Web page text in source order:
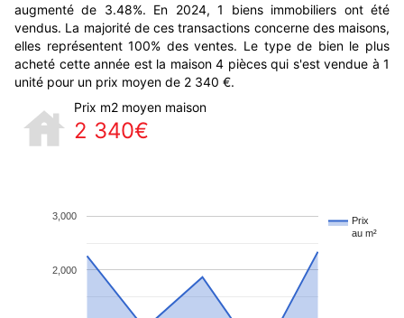
augmenté de 3.48%. En 2024, 1 biens immobiliers ont été
vendus. La majorité de ces transactions concerne des maisons,
elles représentent 100% des ventes. Le type de bien le plus
acheté cette année est la maison 4 pièces qui s'est vendue à 1
unité pour un prix moyen de 2 340 €.
Prix m2 moyen maison
2 340€
Prix
au m²
2,000
3,000